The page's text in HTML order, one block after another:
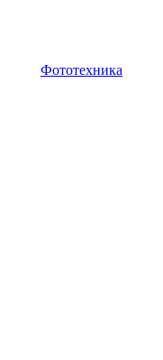
Фототехника